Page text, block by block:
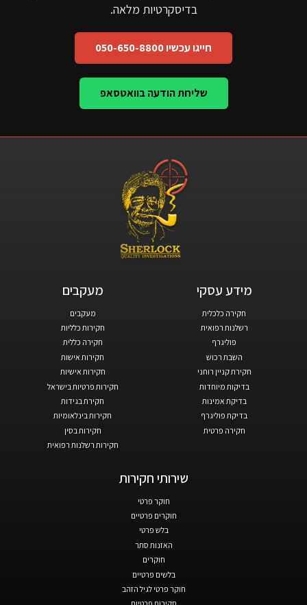
בדיסקרטיות מלאה.
חייגו עכשיו 050-650-8800
שליחת הודעה בוואטסאפ
שירותי חקירות
חוקר פרטי
חוקרים פרטיים
בלש פרטי
האזנות סתר
חוקרים
בלשים פרטיים
חוקר פרטי לגיל הזהב
מעקבים​
מעקבים
חקירות כלליות
חקירה כללית
חקירות אישות
חקירות אישיות
חקירות פרטיות בישראל
חקירת בגידות
חקירות בינלאומיות
חקירות בסין
חקירות רשלנות רפואית
מידע עסקי​
חקירה כלכלית
רשלנות רפואית
פוליגרף
השבת רכוש
חקירת קניין רוחני
בדיקות מיוחדות
בדיקת אמינות
בדיקת פוליגרף
חקירה פרטית